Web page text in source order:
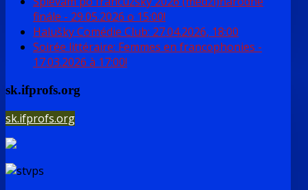
finále - 29.05.2026 o 15:00!
Halušky Comédie Club: 27.04.2026, 18:00
Soirée littéraire: Femmes en francophonies -
17.03.2026 à 17:00!
sk.ifprofs.org
sk.ifprofs.org